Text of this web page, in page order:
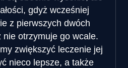
gdyż wcześniej
z pierwszych dwóch
nie otrzymuje go wcale.
zwiększyć leczenie jej
nieco lepsze, a także